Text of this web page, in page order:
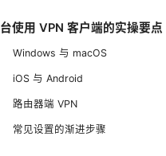
使用 VPN 客户端的实操要点
Windows 与 macOS
iOS 与 Android
路由器端 VPN
常见设置的渐进步骤